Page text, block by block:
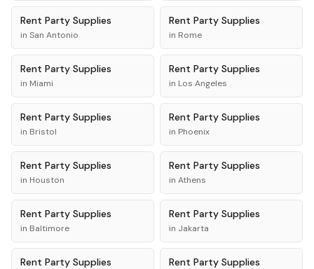
Rent Party Supplies
in San Antonio
Rent Party Supplies
in Rome
Rent Party Supplies
in Miami
Rent Party Supplies
in Los Angeles
Rent Party Supplies
in Bristol
Rent Party Supplies
in Phoenix
Rent Party Supplies
in Houston
Rent Party Supplies
in Athens
Rent Party Supplies
in Baltimore
Rent Party Supplies
in Jakarta
Rent Party Supplies Rent Party Supplies